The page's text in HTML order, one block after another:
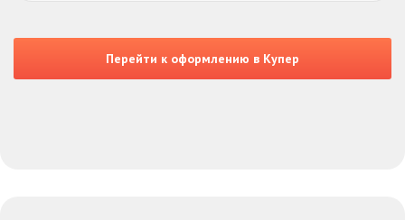
Перейти к оформлению в Купер